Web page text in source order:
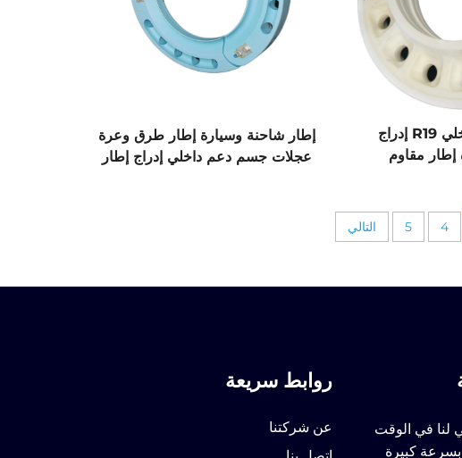
عجلات جسم دعم داخلي R19 إدراج
إطار مقاوم
إطار شاحنة وسيارة إطار طرق وعرة
عجلات جسم دعم داخلي إدراج إطار
4
5 التالي
لنا في الوقت
كبيرة
روابط سريعة
عن شركتنا